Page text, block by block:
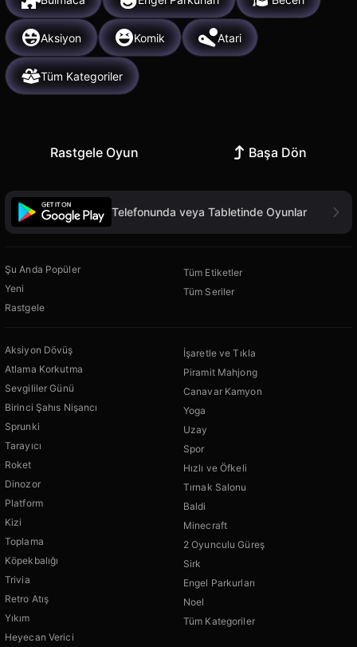
Aksiyon Komik Atari
Tüm Kategoriler
Rastgele Oyun Başa Dön
Telefonunda veya Tabletinde Oyunlar
Şu Anda Popüler
Yeni
Rastgele
Tüm Etiketler
Tüm Seriler
Aksiyon Dövüş
Atlama Korkutma
Sevgililer Günü
Birinci Şahıs Nişancı
Sprunki
Tarayıcı
Roket
Dinozor
Platform
Kizi
Toplama
Köpekbalığı
Trivia
Retro Atış
Yıkım
Heyecan Verici
İşaretle ve Tıkla
Piramit Mahjong
Canavar Kamyon
Yoga
Uzay
Spor
Hızlı ve Öfkeli
Tırnak Salonu
Baldi
Minecraft
2 Oyunculu Güreş
Sirk
Engel Parkurları
Noel
Tüm Kategoriler